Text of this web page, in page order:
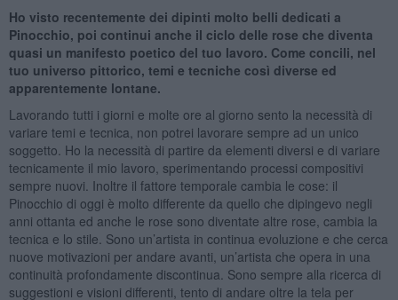
Ho visto recentemente dei dipinti molto belli dedicati a
Pinocchio, poi continui anche il ciclo delle rose che diventa
quasi un manifesto poetico del tuo lavoro. Come concili, nel
tuo universo pittorico, temi e tecniche così diverse ed
apparentemente lontane.
Lavorando tutti i giorni e molte ore al giorno sento la necessità di
variare temi e tecnica, non potrei lavorare sempre ad un unico
soggetto. Ho la necessità di partire da elementi diversi e di variare
tecnicamente il mio lavoro, sperimentando processi compositivi
sempre nuovi. Inoltre il fattore temporale cambia le cose: il
Pinocchio di oggi è molto differente da quello che dipingevo negli
anni ottanta ed anche le rose sono diventate altre rose, cambia la
tecnica e lo stile. Sono un’artista in continua evoluzione e che cerca
nuove motivazioni per andare avanti, un’artista che opera in una
continuità profondamente discontinua. Sono sempre alla ricerca di
suggestioni e visioni differenti, tento di andare oltre la tela per